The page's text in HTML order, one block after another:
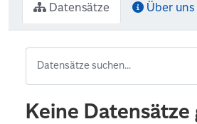
Datensätze Über uns
Keine Datensätze